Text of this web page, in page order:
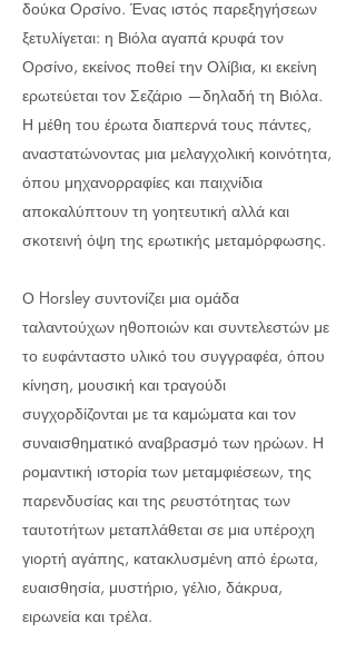
δούκα Ορσίνο. Ένας ιστός παρεξηγήσεων
ξετυλίγεται: η Βιόλα αγαπά κρυφά τον
Ορσίνο, εκείνος ποθεί την Ολίβια, κι εκείνη
ερωτεύεται τον Σεζάριο —δηλαδή τη Βιόλα.
Η μέθη του έρωτα διαπερνά τους πάντες,
αναστατώνοντας μια μελαγχολική κοινότητα,
όπου μηχανορραφίες και παιχνίδια
αποκαλύπτουν τη γοητευτική αλλά και
σκοτεινή όψη της ερωτικής μεταμόρφωσης.
Ο Horsley συντονίζει μια ομάδα
ταλαντούχων ηθοποιών και συντελεστών με
το ευφάνταστο υλικό του συγγραφέα, όπου
κίνηση, μουσική και τραγούδι
συγχορδίζονται με τα καμώματα και τον
συναισθηματικό αναβρασμό των ηρώων. Η
ρομαντική ιστορία των μεταμφιέσεων, της
παρενδυσίας και της ρευστότητας των
ταυτοτήτων μεταπλάθεται σε μια υπέροχη
γιορτή αγάπης, κατακλυσμένη από έρωτα,
ευαισθησία, μυστήριο, γέλιο, δάκρυα,
ειρωνεία και τρέλα.